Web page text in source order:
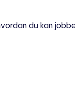
du kan